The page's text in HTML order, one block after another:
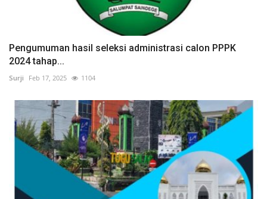
Pengumuman hasil seleksi administrasi calon PPPK
2024 tahap...
Surji Feb 17, 2025 1104